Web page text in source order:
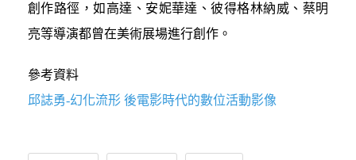
創作路徑，如高達、安妮華達、彼得格林納威、蔡明
亮等導演都曾在美術展場進行創作。
參考資料
邱誌勇-幻化流形 後電影時代的數位活動影像